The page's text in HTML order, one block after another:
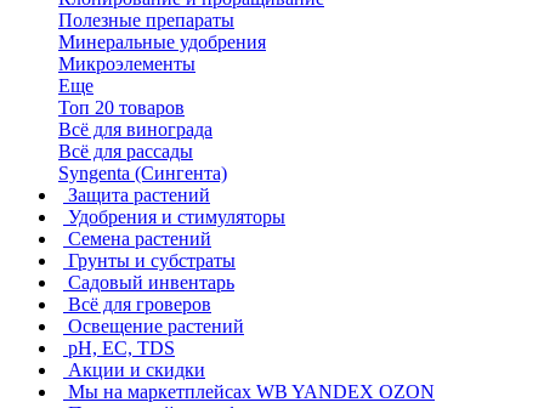
Полезные препараты
Минеральные удобрения
Микроэлементы
Еще
Топ 20 товаров
Всё для винограда
Всё для рассады
Syngenta (Сингента)
Защита растений
Удобрения и стимуляторы
Семена растений
Грунты и субстраты
Садовый инвентарь
Всё для гроверов
Освещение растений
pH, EC, TDS
Акции и скидки
Мы на маркетплейсах WB YANDEX OZON